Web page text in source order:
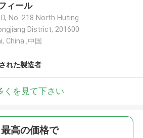
ィール
No. 218 North Huting
District, 201600
China ,中国
れた製造者
くを見て下さい
最高の価格で